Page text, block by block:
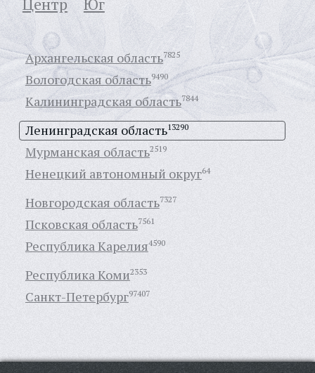
Архангельская область7825
Вологодская область9490
Калининградская область7844
Ленинградская область13290
Мурманская область2519
Ненецкий автономный округ64
Новгородская область7327
Псковская область7561
Республика Карелия4590
Республика Коми2353
Санкт-Петербург97407